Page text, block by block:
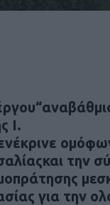
Ι.
την
για την